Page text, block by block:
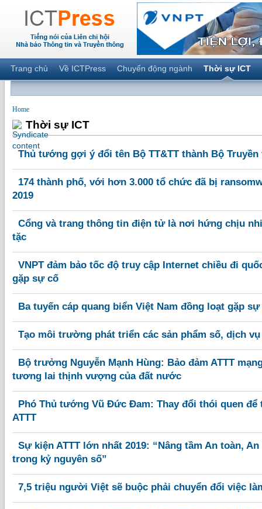
Trang chủ Về ICTPress Chuyển động ngành Thời sự ICT
Home
Thời sự ICT
Thủ tướng gợi ý đổi tên Bộ TT&TT thành Bộ
174 thành phố, với hơn 3.000 tổ chức đã bị
2019
Cổng và trang thông tin điện tử là nơi hứng chịu
tặc
VNPT đảm bảo tốc độ truy cập Internet chiều đi
gặp sự cố
Ba tuyến cáp quang biển Việt Nam đồng loạt gặp sự
Tạo môi trường phát triển các sản phẩm số, dịch vụ
Bộ trưởng Nguyễn Mạnh Hùng: Bảo đảm ATTT
tương lai thịnh vượng của đất nước
Phó Thủ tướng Vũ Đức Đam: Thay đổi thói quen để
ATTT
Sự kiện ATTT lớn nhất 2019: “Nâng tầm An toàn,
trong kỷ nguyên số”
7,5 triệu người Việt sẽ buộc phải chuyển đổi việc